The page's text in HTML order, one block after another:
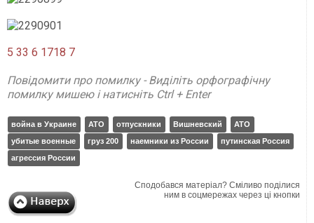
5 33 6 1718 7
Повідомити про помилку - Виділіть орфографічну
помилку мишею і натисніть Ctrl + Enter
война в Украине АТО отпускники Вишневский
АТО
убитые военные
груз 200 наемники из России
путинская Россия
агрессия России
Сподобався матеріал? Сміливо поділися
ним в соцмережах через ці кнопки